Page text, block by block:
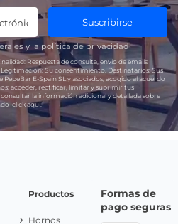
Suscribirse
y lapolítica de privacidad
Respuesta de consulta, envío de emails
Legitimación: Su consentimiento. Destinatarios: Sus
E-Spain SL y asociados, acogido al acuerdo
acceder, rectificar, limitar y suprimir tus
la información adicional y detallada sobre
click aquí.
Productos
Hornos
Formas de
pago seguras